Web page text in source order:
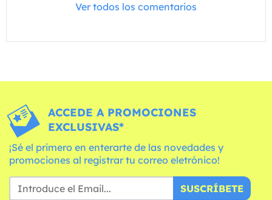
Ver todos los comentarios
ACCEDE A PROMOCIONES
EXCLUSIVAS*
¡Sé el primero en enterarte de las novedades y
promociones al registrar tu correo eletrónico!
SUSCRÍBETE